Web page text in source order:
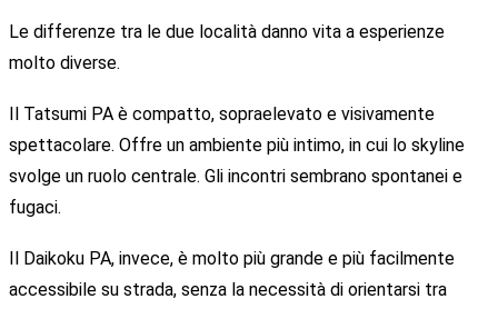
Le differenze tra le due località danno vita a esperienze
molto diverse.
Il Tatsumi PA è compatto, sopraelevato e visivamente
spettacolare. Offre un ambiente più intimo, in cui lo skyline
svolge un ruolo centrale. Gli incontri sembrano spontanei e
fugaci.
Il Daikoku PA, invece, è molto più grande e più facilmente
accessibile su strada, senza la necessità di orientarsi tra